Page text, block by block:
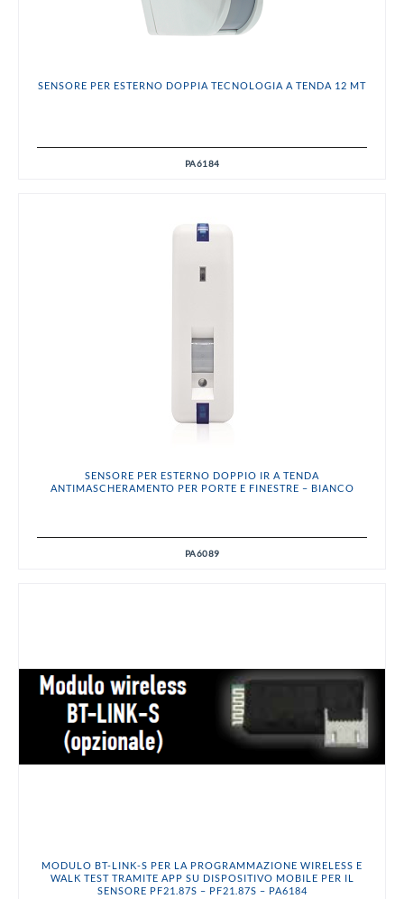
SENSORE PER ESTERNO DOPPIA TECNOLOGIA A TENDA 12 MT
PA6184
SENSORE PER ESTERNO DOPPIO IR A TENDA
ANTIMASCHERAMENTO PER PORTE E FINESTRE – BIANCO
PA6089
MODULO BT-LINK-S PER LA PROGRAMMAZIONE WIRELESS E
WALK TEST TRAMITE APP SU DISPOSITIVO MOBILE PER IL
SENSORE PF21.87S – PF21.87S – PA6184